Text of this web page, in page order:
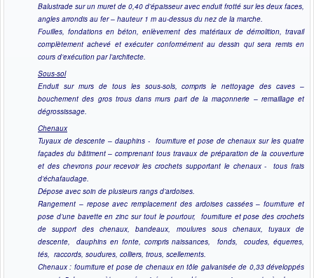
Balustrade sur un muret de 0,40 d’épaisseur avec enduit frotté sur les deux faces,
angles arrondis au fer – hauteur 1 m au-dessus du nez de la marche.
Fouilles, fondations en béton, enlèvement des matériaux de démolition, travail
complètement achevé et exécuter conformément au dessin qui sera remis en
cours d’exécution par l’architecte.
Sous-sol
Enduit sur murs de tous les sous-sols, compris le nettoyage des caves –
bouchement des gros trous dans murs part de la maçonnerie – remaillage et
dégrossissage.
Chenaux
Tuyaux de descente – dauphins - fourniture et pose de chenaux sur les quatre
façades du bâtiment – comprenant tous travaux de préparation de la couverture
et des chevrons pour recevoir les crochets supportant le chenaux - tous frais
d’échafaudage.
Dépose avec soin de plusieurs rangs d’ardoises.
Rangement – repose avec remplacement des ardoises cassées – fourniture et
pose d’une bavette en zinc sur tout le pourtour, fourniture et pose des crochets
de support des chenaux, bandeaux, moulures sous chenaux, tuyaux de
descente, dauphins en fonte, compris naissances, fonds, coudes, équerres,
tés, raccords, soudures, colliers, trous, scellements.
Chenaux : fourniture et pose de chenaux en tôle galvanisée de 0,33 développés